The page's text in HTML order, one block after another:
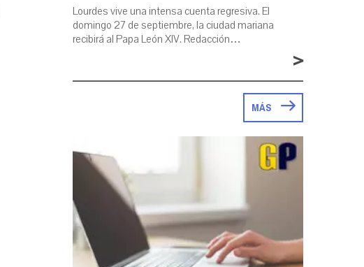
Lourdes vive una intensa cuenta regresiva. El
domingo 27 de septiembre, la ciudad mariana
recibirá al Papa León XIV. Redacción…
>
MÁS